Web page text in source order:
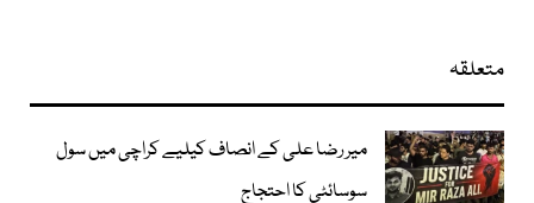
متعلقہ
میر رضا علی کے انصاف کیلیے کراچی میں سول
سوسائٹی کا احتجاج